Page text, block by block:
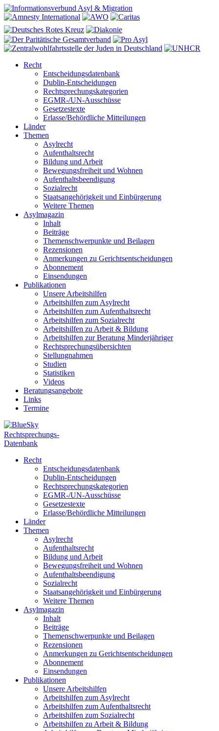
Recht
Entscheidungsdatenbank
Dublin-Entscheidungen
Rechtsprechungskategorien
EGMR-/UN-Ausschüsse
Gesetzestexte
Erlasse/Behördliche Mitteilungen
Länder
Themen
Asylrecht
Aufenthaltsrecht
Bildung und Arbeit
Bewegungsfreiheit und Wohnen
Aufenthaltsbeendigung
Sozialrecht
Staatsangehörigkeit und Einbürgerung
Weitere Themen
Asylmagazin
Inhalt
Beiträge
Themenschwerpunkte und Beilagen
Rezensionen
Anmerkungen zu Gerichtsentscheidungen
Abonnement
Einsendungen
Publikationen
Unsere Arbeitshilfen
Arbeitshilfen zum Asylrecht
Arbeitshilfen zum Aufenthaltsrecht
Arbeitshilfen zum Sozialrecht
Arbeitshilfen zu Arbeit & Bildung
Arbeitshilfen zur Beratung Minderjähriger
Rechtsprechungsübersichten
Stellungnahmen
Studien
Statistiken
Videos
Beratungsangebote
Links
Termine
Rechtsprechungs-
Datenbank
Recht
Entscheidungsdatenbank
Dublin-Entscheidungen
Rechtsprechungskategorien
EGMR-/UN-Ausschüsse
Gesetzestexte
Erlasse/Behördliche Mitteilungen
Länder
Themen
Asylrecht
Aufenthaltsrecht
Bildung und Arbeit
Bewegungsfreiheit und Wohnen
Aufenthaltsbeendigung
Sozialrecht
Staatsangehörigkeit und Einbürgerung
Weitere Themen
Asylmagazin
Inhalt
Beiträge
Themenschwerpunkte und Beilagen
Rezensionen
Anmerkungen zu Gerichtsentscheidungen
Abonnement
Einsendungen
Publikationen
Unsere Arbeitshilfen
Arbeitshilfen zum Asylrecht
Arbeitshilfen zum Aufenthaltsrecht
Arbeitshilfen zum Sozialrecht
Arbeitshilfen zu Arbeit & Bildung